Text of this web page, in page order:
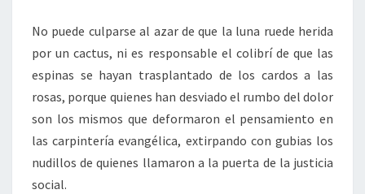
No puede culparse al azar de que la luna ruede herida
por un cactus, ni es responsable el colibrí de que las
espinas se hayan trasplantado de los cardos a las
rosas, porque quienes han desviado el rumbo del dolor
son los mismos que deformaron el pensamiento en
las carpintería evangélica, extirpando con gubias los
nudillos de quienes llamaron a la puerta de la justicia
social.